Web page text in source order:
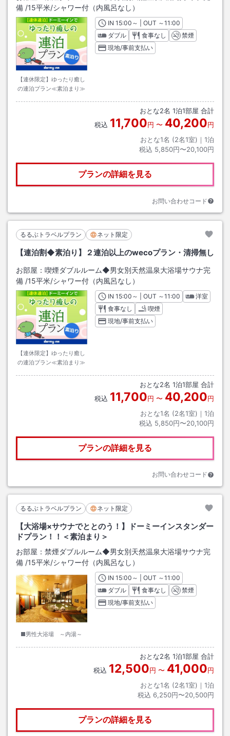
備 /15平米/シャワー付（内風呂なし）
【連休限定】ゆったり癒し
の連泊プラン≪素泊まり≫
INチェックイン
15:00 ～ | OUT チェックアウト
～11:00
ダブル
食事なし
禁煙
現地/事前支払い
おとな2名 1泊1部屋 合計
税込 11,700円 〜 40,200円
おとな1名 (2名1室)｜ 1泊
税込 5,850円〜20,100円
プランの詳細を見る
お問い合わせコード
るるぶトラベルプラン ネット限定
【連泊割◆素泊り】２連泊以上のwecoプラン・清掃無し
お部屋： 喫煙ダブルルーム◆男女別天然温泉大浴場サウナ完
備 /15平米/シャワー付（内風呂なし）
【連休限定】ゆったり癒し
の連泊プラン≪素泊まり≫
INチェックイン
15:00 ～ | OUT チェックアウト
～11:00
洋室
食事なし
喫煙
現地/事前支払い
おとな2名 1泊1部屋 合計
税込 11,700円 〜 40,200円
おとな1名 (2名1室)｜ 1泊
税込 5,850円〜20,100円
プランの詳細を見る
お問い合わせコード
るるぶトラベルプラン ネット限定
【大浴場×サウナでととのう！】ドーミーインスタンダー
ドプラン！！＜素泊まり＞
お部屋： 禁煙ダブルルーム◆男女別天然温泉大浴場サウナ完
備 /15平米/シャワー付（内風呂なし）
■男性大浴場 ～内湯～
INチェックイン
15:00 ～ | OUT チェックアウト
～11:00
ダブル
食事なし
禁煙
現地/事前支払い
おとな2名 1泊1部屋 合計
税込 12,500円 〜 41,000円
おとな1名 (2名1室)｜ 1泊
税込 6,250円〜20,500円
プランの詳細を見る